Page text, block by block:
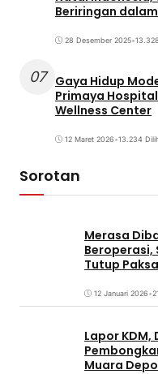
Beriringan
28 Desember 2025•
07
Gaya Hidup
Primaya
Wellness Center
12 Maret 2026•13.234
Sorotan
Merasa
Beroperasi,
Tutup
12 Januari 2026•
Lapor
Muara